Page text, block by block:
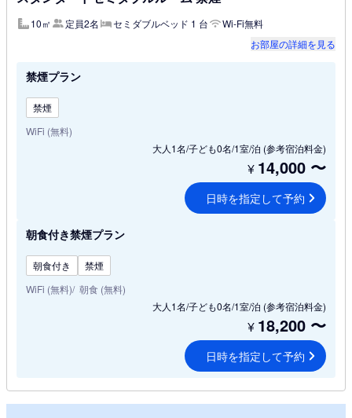
10㎡ 定員2名 セミダブルベッド 1 台
Wi-Fi無料
お部屋の詳細を見る
禁煙プラン
禁煙
WiFi (無料)
大人1名/子ども0名/1室/泊 (参考宿泊料金)
¥ 14,000 〜
日時を指定して予約
朝食付き禁煙プラン
朝食付き
禁煙
WiFi (無料) 朝食 (無料)
大人1名/子ども0名/1室/泊 (参考宿泊料金)
¥ 18,200 〜
日時を指定して予約